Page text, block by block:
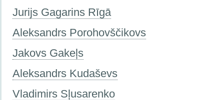
Jurijs Gagarins Rīgā
Aleksandrs Porohovščikovs
Jakovs Gakeļs
Aleksandrs Kudaševs
Vladimirs Sļusarenko